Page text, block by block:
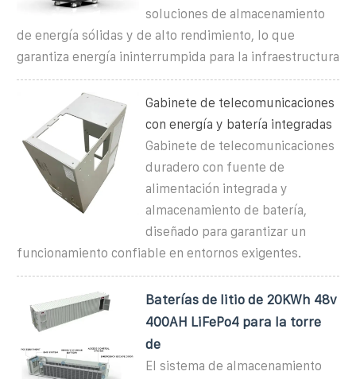
soluciones de almacenamiento
de energía sólidas y de alto rendimiento, lo que
garantiza energía ininterrumpida para la infraestructura
Gabinete de telecomunicaciones
con energía y batería integradas
Gabinete de telecomunicaciones
duradero con fuente de
alimentación integrada y
almacenamiento de batería,
diseñado para garantizar un
funcionamiento confiable en entornos exigentes.
Baterías de litio de 20KWh 48v
400AH LiFePo4 para la torre
de
El sistema de almacenamiento